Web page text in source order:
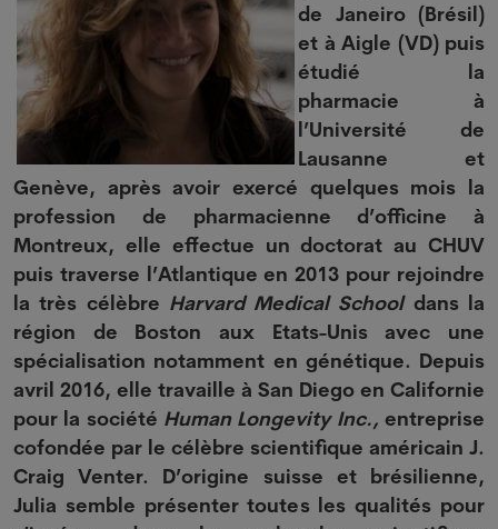
de Janeiro (Brésil)
et à Aigle (VD) puis
étudié la
pharmacie à
l’Université de
Lausanne et
Genève, après avoir exercé quelques mois la
profession de pharmacienne d’officine à
Montreux, elle effectue un doctorat au CHUV
puis traverse l’Atlantique en 2013 pour rejoindre
la très célèbre Harvard Medical School dans la
région de Boston aux Etats-Unis avec une
spécialisation notamment en génétique. Depuis
avril 2016, elle travaille à San Diego en Californie
pour la société Human Longevity Inc., entreprise
cofondée par le célèbre scientifique américain J.
Craig Venter. D’origine suisse et brésilienne,
Julia semble présenter toutes les qualités pour